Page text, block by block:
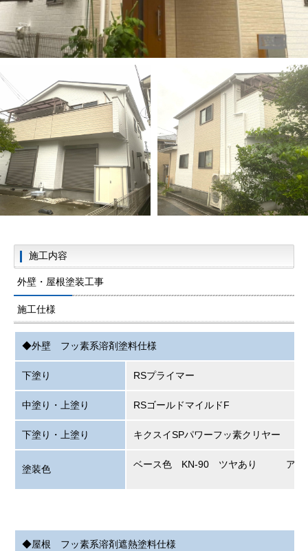
施工内容
外壁・屋根塗装工事
施工仕様
◆外壁 フッ素系溶剤塗料仕様
下塗り RSプライマー
中塗り・上塗り RSゴールドマイルドF
下塗り・上塗り キクスイSPパワーフッ素クリヤー
塗装色 ベース色 KN-90 ツヤあり アク
◆屋根 フッ素系溶剤遮熱塗料仕様